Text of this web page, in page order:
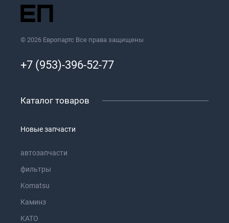
© 2026 Европартс Все права защищены
+7 (953)-396-52-77
Каталог товаров
Новые запчасти
автозапчасти
фильтры
Komatsu
Каминз
KATO